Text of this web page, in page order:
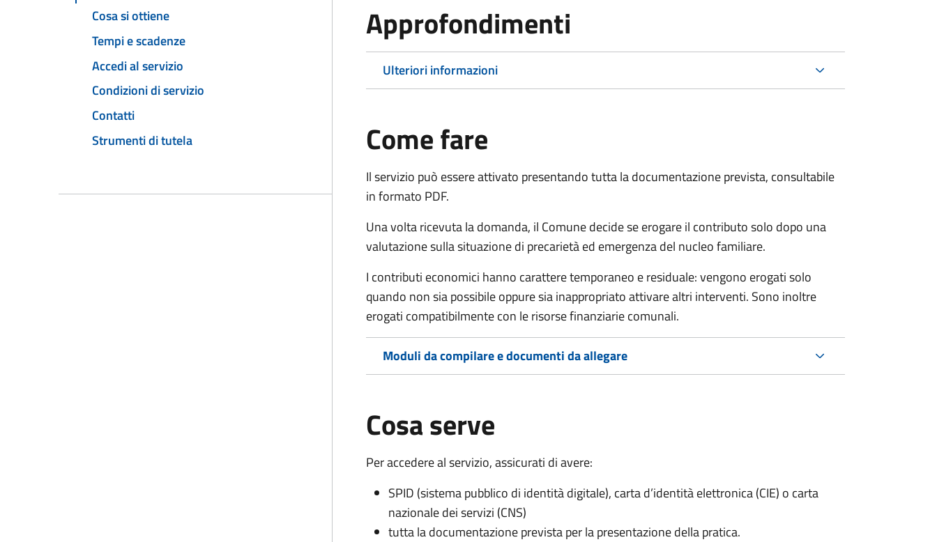
Cosa si ottiene
Tempi e scadenze
Accedi al servizio
Condizioni di servizio
Contatti
Strumenti di tutela
Approfondimenti
Ulteriori informazioni
Come fare
Il servizio può essere attivato presentando tutta la documentazione prevista, consultabile
in formato PDF.
Una volta ricevuta la domanda, il Comune decide se erogare il contributo solo dopo una
valutazione sulla situazione di precarietà ed emergenza del nucleo familiare.
I contributi economici hanno carattere temporaneo e residuale: vengono erogati solo
quando non sia possibile oppure sia inappropriato attivare altri interventi. Sono inoltre
erogati compatibilmente con le risorse finanziarie comunali.
Moduli da compilare e documenti da allegare
Cosa serve
Per accedere al servizio, assicurati di avere:
SPID (sistema pubblico di identità digitale), carta d’identità elettronica (CIE) o carta
nazionale dei servizi (CNS)
tutta la documentazione prevista per la presentazione della pratica.